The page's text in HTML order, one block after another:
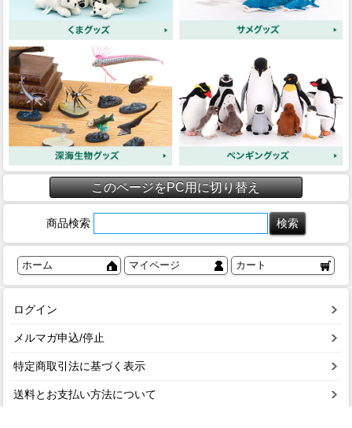
このページをPC用に切り替え
商品検索
ホーム マイページ カート
ログイン
メルマガ申込/停止
特定商取引法に基づく表示
送料とお支払い方法について